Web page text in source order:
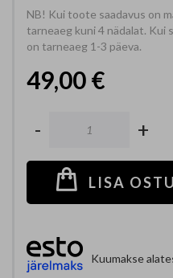
NB! Kui toote saadavus on
tarneaeg kuni 4 nädalat. Kui
on tarneaeg 1-3 päeva.
49,00 €
- +
LISA
Kuumakse